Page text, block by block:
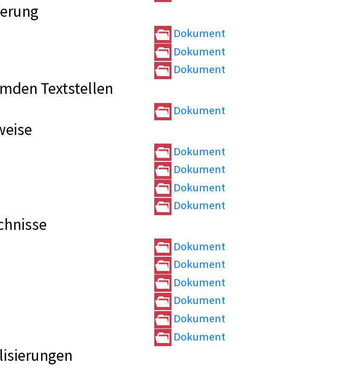
Dokument
Dokument
Dokument
Textstellen
Dokument
Dokument
Dokument
Dokument
Dokument
Dokument
Dokument
Dokument
Dokument
Dokument
Dokument